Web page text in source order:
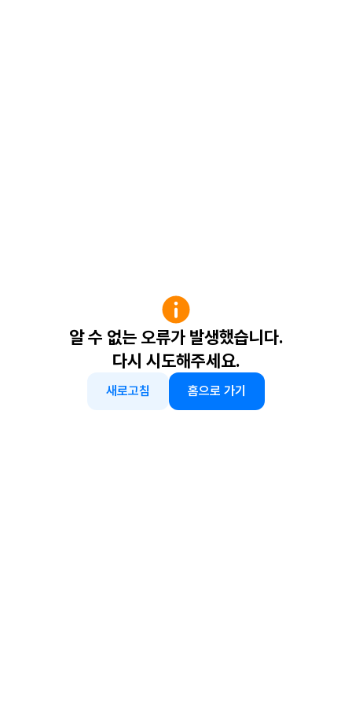
알 수 없는 오류가 발생했습니다.
다시 시도해주세요.
새로고침 홈으로 가기